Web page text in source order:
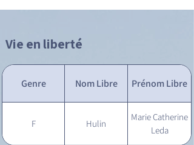
Vie en liberté
Genre Nom Libre Prénom Libre
F Hulin
Marie Catherine
Leda